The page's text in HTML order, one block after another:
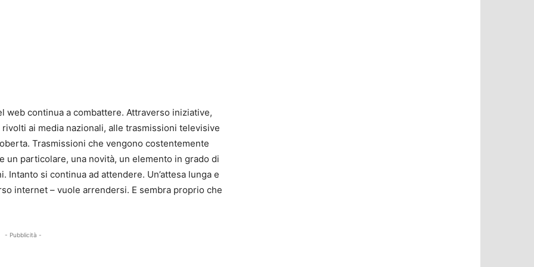
web continua a combattere. Attraverso iniziative,
ai media nazionali, alle trasmissioni televisive
Trasmissioni che vengono costentemente
un particolare, una novità, un elemento in grado di
si continua ad attendere. Un’attesa lunga e
internet – vuole arrendersi. E sembra proprio che
- Pubblicità -